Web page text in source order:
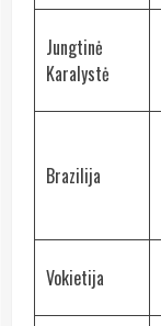
Jungtinė
Karalystė
Brazilija
Vokietija